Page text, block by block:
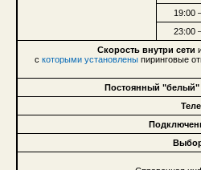
19:00
23:00
Скорость внутри сети
с которыми установлены пиринговые
Постоянный "белый"